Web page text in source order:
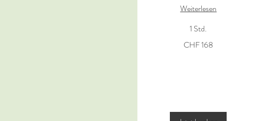
Weiterlesen
1 Std.
CHF 168